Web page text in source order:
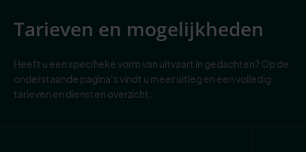
Tarieven en mogelijkheden
Heeft u een specifieke vorm van uitvaart in gedachten? Op de
onderstaande pagina's vindt u meer uitleg en een volledig
tarieven en diensten overzicht.